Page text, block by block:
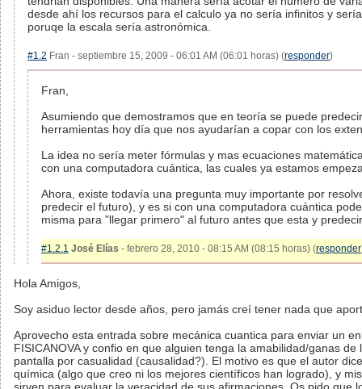
desde ahí los recursos para el calculo ya no sería infinitos y
poruqe la escala sería astronómica.
#1.2 Fran - septiembre 15, 2009 - 06:01 AM (06:01 horas) (responder)
Fran,
Asumiendo que demostramos que en teoría se puede
herramientas hoy día que nos ayudarían a copar con los
La idea no sería meter fórmulas y mas ecuaciones
con una computadora cuántica, las cuales ya estamos
Ahora, existe todavía una pregunta muy importante por
predecir el futuro), y es si con una computadora cuántica
misma para "llegar primero" al futuro antes que esta y
#1.2.1 José Elías - febrero 28, 2010 - 08:15 AM (08:15 horas) (responder
Hola Amigos,
Soy asiduo lector desde años, pero jamás creí tener nada que
Aprovecho esta entrada sobre mecánica cuantica para enviar un
FISICANOVA y confio en que alguien tenga la amabilidad/ganas
pantalla por casualidad (causalidad?). El motivo es que el autor
química (algo que creo ni los mejores científicos han logrado), y